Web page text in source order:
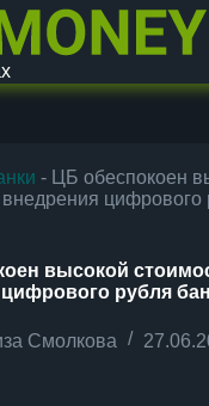
- ЦБ обеспокоен
цифрового
высокой
рубля
Смолкова